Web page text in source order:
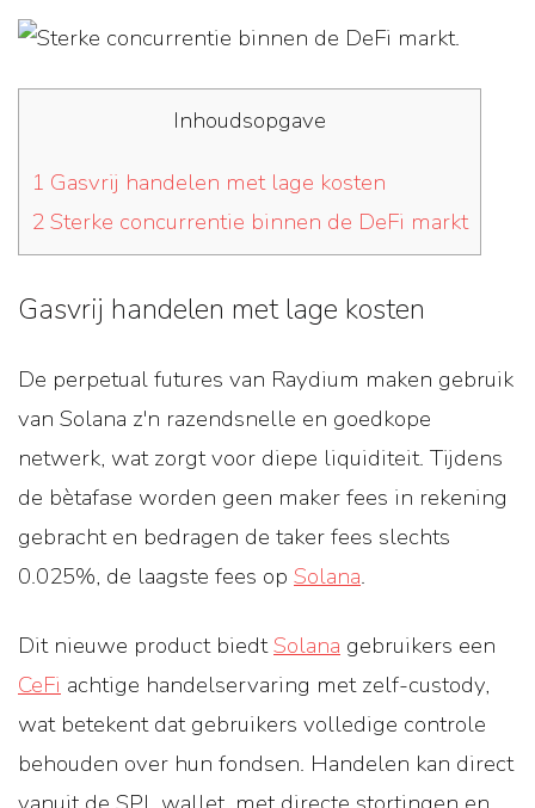
Inhoudsopgave
1 Gasvrij handelen met lage kosten
2Sterke concurrentie binnen de DeFi markt
Gasvrij handelen met lage kosten
De perpetual futures van Raydium maken gebruik
van Solana z'n razendsnelle en goedkope
netwerk, wat zorgt voor diepe liquiditeit. Tijdens
de bètafase worden geen maker fees in rekening
gebracht en bedragen de taker fees slechts
0.025%, de laagste fees op Solana.
Dit nieuwe product biedtSolana gebruikers een
CeFi achtige handelservaring met zelf-custody,
wat betekent dat gebruikers volledige controle
behouden over hun fondsen. Handelen kan direct